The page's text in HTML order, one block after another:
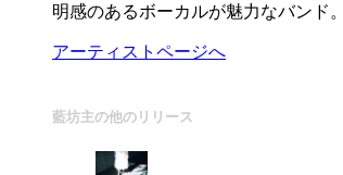
明感のあるボーカルが魅力なバンド。
アーティストページへ
藍坊主の他のリリース